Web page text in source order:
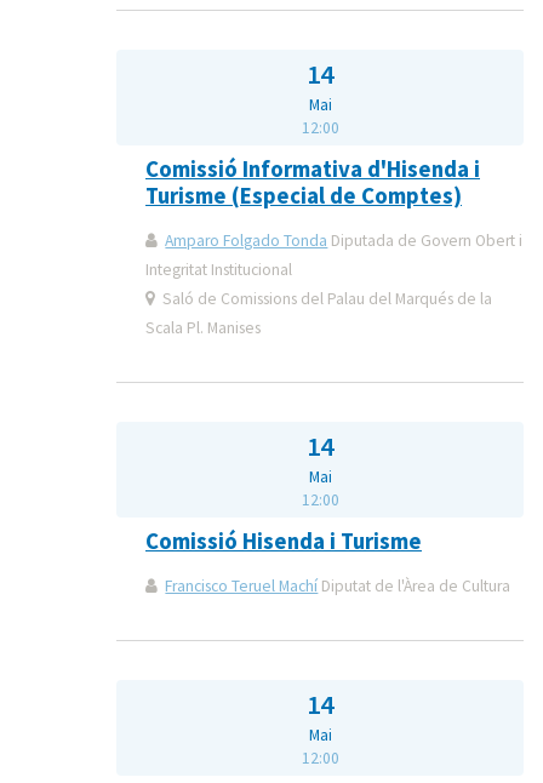
14
Mai
12:00
Comissió Informativa d'Hisenda i
Turisme (Especial de Comptes)
Amparo Folgado Tonda Diputada de Govern Obert i
Integritat Institucional
Saló de Comissions del Palau del Marqués de la
Scala Pl. Manises
14
Mai
12:00
Comissió Hisenda i Turisme
Francisco Teruel Machí Diputat de l'Àrea de Cultura
14
Mai
12:00